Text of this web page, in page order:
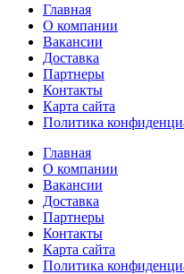
Главная
О компании
Вакансии
Доставка
Партнеры
Контакты
Карта сайта
Политика
Главная
О компании
Вакансии
Доставка
Партнеры
Контакты
Карта сайта
Политика